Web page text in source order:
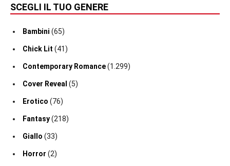
SCEGLI IL TUO GENERE
Bambini (65)
Chick Lit (41)
Contemporary Romance(1.299)
Cover Reveal (5)
Erotico (76)
Fantasy(218)
Giallo (33)
Horror (2)